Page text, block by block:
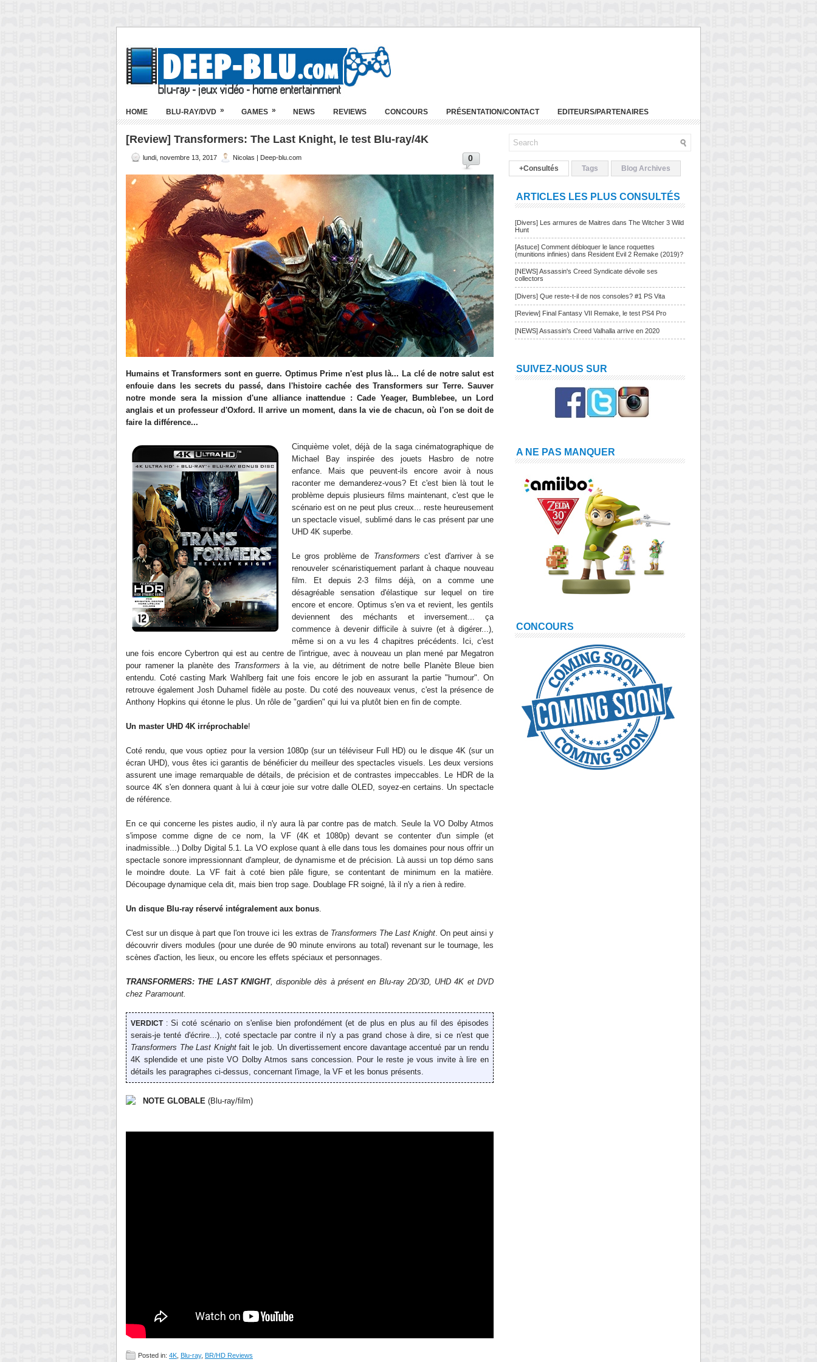
HOME BLU-RAY/DVD » GAMES » NEWS REVIEWS CONCOURS PRÉSENTATION/CONTACT EDITEURS/PARTENAIRES
[Review] Transformers: The Last Knight, le test Blu-ray/4K
lundi, novembre 13, 2017 Nicolas | Deep-blu.com 0
Humains et Transformers sont en guerre. Optimus Prime n'est plus là... La clé de notre salut est
enfouie dans les secrets du passé, dans l'histoire cachée des Transformers sur Terre. Sauver
notre monde sera la mission d'une alliance inattendue : Cade Yeager, Bumblebee, un Lord
anglais et un professeur d'Oxford. Il arrive un moment, dans la vie de chacun, où l'on se doit de
faire la différence...
Cinquième volet, déjà de la saga cinématographique de
Michael Bay inspirée des jouets Hasbro de notre
enfance. Mais que peuvent-ils encore avoir à nous
raconter me demanderez-vous? Et c'est bien là tout le
problème depuis plusieurs films maintenant, c'est que le
scénario est on ne peut plus creux... reste heureusement
un spectacle visuel, sublimé dans le cas présent par une
UHD 4K superbe.
Le gros problème de Transformers c'est d'arriver à se
renouveler scénaristiquement parlant à chaque nouveau
film. Et depuis 2-3 films déjà, on a comme une
désagréable sensation d'élastique sur lequel on tire
encore et encore. Optimus s'en va et revient, les gentils
deviennent des méchants et inversement... ça
commence à devenir difficile à suivre (et à digérer...),
même si on a vu les 4 chapitres précédents. Ici, c'est
une fois encore Cybertron qui est au centre de l'intrigue, avec à nouveau un plan mené par Megatron
pour ramener la planète des Transformers à la vie, au détriment de notre belle Planète Bleue bien
entendu. Coté casting Mark Wahlberg fait une fois encore le job en assurant la partie "humour". On
retrouve également Josh Duhamel fidèle au poste. Du coté des nouveaux venus, c'est la présence de
Anthony Hopkins qui étonne le plus. Un rôle de "gardien" qui lui va plutôt bien en fin de compte.
Un master UHD 4K irréprochable!
Coté rendu, que vous optiez pour la version 1080p (sur un téléviseur Full HD) ou le disque 4K (sur un
écran UHD), vous êtes ici garantis de bénéficier du meilleur des spectacles visuels. Les deux versions
assurent une image remarquable de détails, de précision et de contrastes impeccables. Le HDR de la
source 4K s'en donnera quant à lui à cœur joie sur votre dalle OLED, soyez-en certains. Un spectacle
de référence.
En ce qui concerne les pistes audio, il n'y aura là par contre pas de match. Seule la VO Dolby Atmos
s'impose comme digne de ce nom, la VF (4K et 1080p) devant se contenter d'un simple (et
inadmissible...) Dolby Digital 5.1. La VO explose quant à elle dans tous les domaines pour nous offrir un
spectacle sonore impressionnant d'ampleur, de dynamisme et de précision. Là aussi un top démo sans
le moindre doute. La VF fait à coté bien pâle figure, se contentant de minimum en la matière.
Découpage dynamique cela dit, mais bien trop sage. Doublage FR soigné, là il n'y a rien à redire.
Un disque Blu-ray réservé intégralement aux bonus.
C'est sur un disque à part que l'on trouve ici les extras de Transformers The Last Knight. On peut ainsi y
découvrir divers modules (pour une durée de 90 minute environs au total) revenant sur le tournage, les
scènes d'action, les lieux, ou encore les effets spéciaux et personnages.
TRANSFORMERS: THE LAST KNIGHT, disponible dès à présent en Blu-ray 2D/3D, UHD 4K et DVD
chez Paramount.
VERDICT:Si coté scénario on s'enlise bien profondément (et de plus en plus au fil des épisodes
serais-je tenté d'écrire...), coté spectacle par contre il n'y a pas grand chose à dire, si ce n'est que
Transformers The Last Knightfait le job. Un divertissement encore davantage accentué par un rendu
4K splendide et une piste VO Dolby Atmos sans concession. Pour le reste je vous invite à lire en
détails les paragraphes ci-dessus, concernant l'image, la VF et les bonus présents.
NOTE GLOBALE (Blu-ray/film)
Posted in: 4K Blu-ray, BR/HD Reviews
+Consultés Tags Blog Archives
ARTICLES LES PLUS CONSULTÉS
[Divers] Les armures de Maitres dans The Witcher 3 Wild
Hunt
[Astuce] Comment débloquer le lance roquettes
(munitions infinies) dans Resident Evil 2 Remake (2019)?
[NEWS] Assassin's Creed Syndicate dévoile ses
collectors
[Divers] Que reste-t-il de nos consoles? #1 PS Vita
[Review] Final Fantasy VII Remake, le test PS4 Pro
[NEWS] Assassin's Creed Valhalla arrive en 2020
SUIVEZ-NOUS SUR
A NE PAS MANQUER
CONCOURS